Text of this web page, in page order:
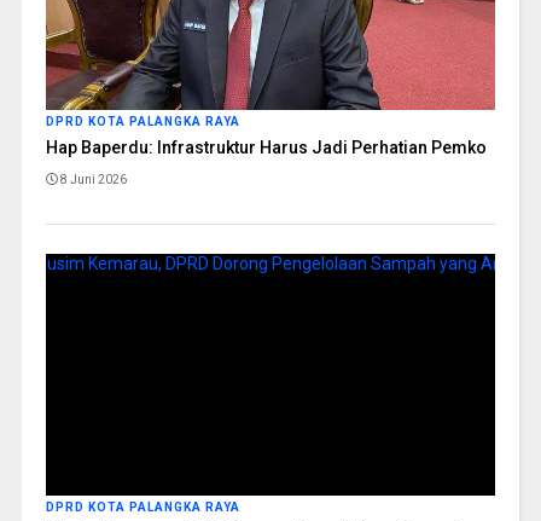
DPRD KOTA PALANGKA RAYA
Hap Baperdu: Infrastruktur Harus Jadi Perhatian Pemko
8 Juni 2026
DPRD KOTA PALANGKA RAYA